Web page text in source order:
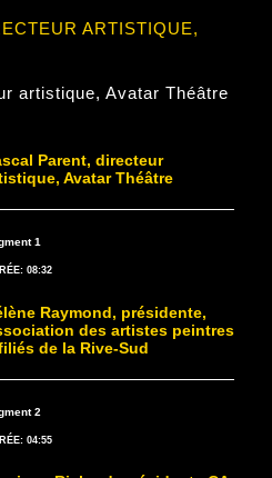
ARTISTIQUE,
artistique, Avatar Théâtre
Parent, directeur
Avatar Théâtre
1
08:32
Raymond, présidente,
des artistes peintres
de la Rive-Sud
2
04:55